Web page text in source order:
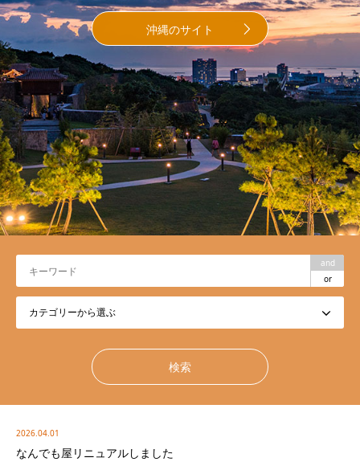
沖縄のサイト
and
or
2026.04.01
なんでも屋リニュアルしました